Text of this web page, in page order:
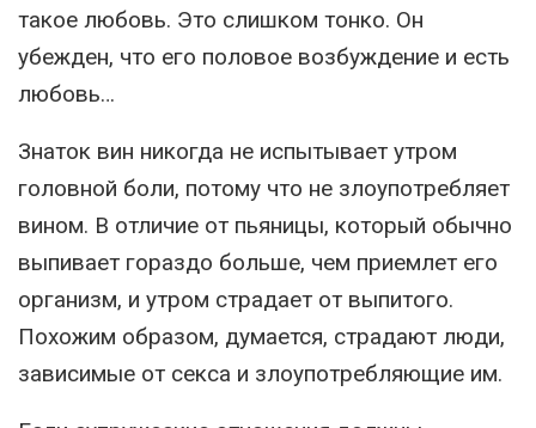
такое любовь. Это слишком тонко. Он
убежден, что его половое возбуждение и есть
любовь…
Знаток вин никогда не испытывает утром
головной боли, потому что не злоупотребляет
вином. В отличие от пьяницы, который обычно
выпивает гораздо больше, чем приемлет его
организм, и утром страдает от выпитого.
Похожим образом, думается, страдают люди,
зависимые от секса и злоупотребляющие им.